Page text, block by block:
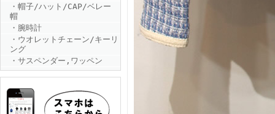
FINEBOYS2025年6月号
・帽子/ハット/CAP/ベレー
帽
・腕時計
・ウオレットチェーン/キーリ
ング
・サスペンダー,ワッペン